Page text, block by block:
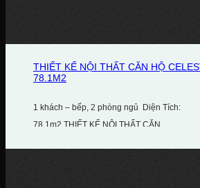
THIẾT KẾ NỘI THẤT CĂN HỘ
78.1M2
1 khách – bếp, 2 phòng ngủ Diện Tích:
78.1m2 THIẾT KẾ NỘI THẤT CĂN...